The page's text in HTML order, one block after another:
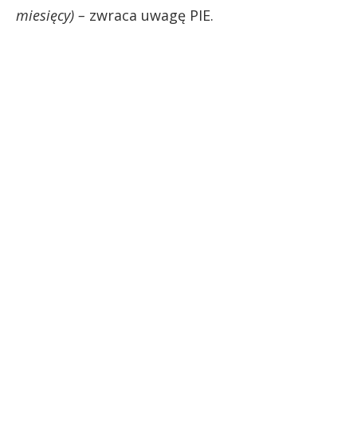
miesięcy) – zwraca uwagę PIE.